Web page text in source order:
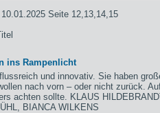
Seite 12,13,14,15
ins Rampenlicht
und innovativ. Sie haben
nach vorn – oder nicht zurück.
achten sollte. KLAUS
BIANCA WILKENS